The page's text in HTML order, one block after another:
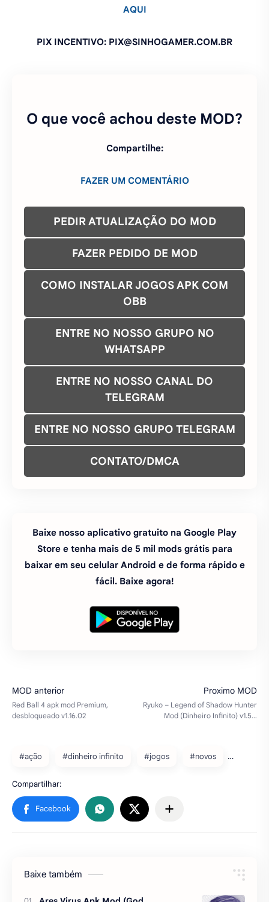
O que você achou deste MOD?
Compartilhe:
PEDIR ATUALIZAÇÃO DO MOD
FAZER PEDIDO DE MOD
COMO INSTALAR JOGOS APK COM
ENTRE NO NOSSO GRUPO NO
WHATSAPP
ENTRE NO NOSSO CANAL DO
TELEGRAM
ENTRE NO NOSSO GRUPO TELEGRAM
CONTATO/DMCA
Baixe nosso aplicativo gratuito na Google Play
baixar em seu celular Android e de forma rápido e
Mod/Energia Infinita) v1.0.9
Ares virus mod apk unlimited moneyAres
Free survival: fire battlegrounds